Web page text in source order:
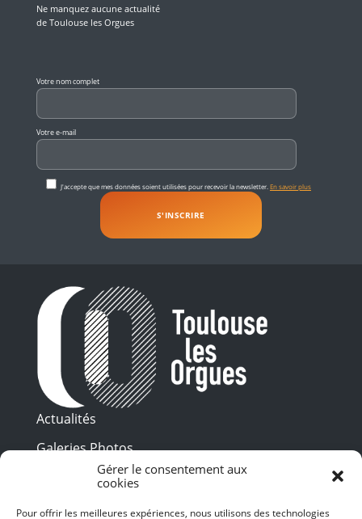
Gérer le consentement aux
cookies
Pour offrir les meilleures expériences, nous utilisons des technologies
Ne manquez aucune actualité
de Toulouse les Orgues
Votre nom complet
Votre e-mail
J'accepte que mes données soient utilisées pour recevoir la newsletter. En savoir plus
Actualités
Galeries Photos
Vidéothèque